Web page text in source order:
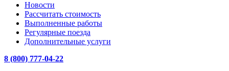
Новости
Рассчитать стоимость
Выполненные работы
Регулярные поезда
Дополнительные услуги
8 (800) 777-04-22